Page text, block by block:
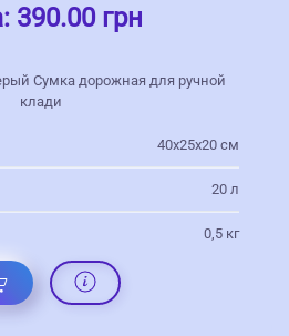
390.00 грн
Сумка дорожная для ручной
клади
40х25х20 см
20 л
0,5 кг